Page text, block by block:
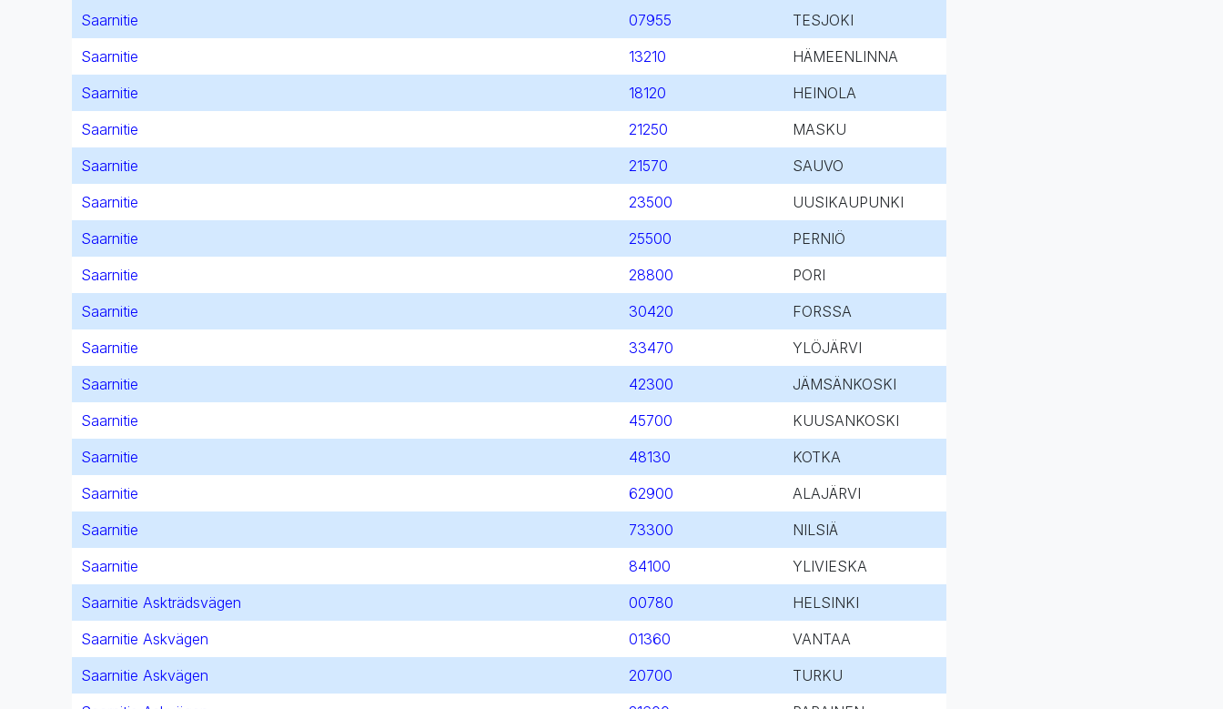
Saarnitie 07955
TESJOKI
Saarnitie
13210
HÄMEENLINNA
Saarnitie
18120
HEINOLA
Saarnitie
21250
MASKU
Saarnitie
21570
SAUVO
Saarnitie
23500
UUSIKAUPUNKI
Saarnitie
25500
PERNIÖ
Saarnitie
28800
PORI
Saarnitie
30420
FORSSA
Saarnitie
33470
YLÖJÄRVI
Saarnitie
42300
JÄMSÄNKOSKI
Saarnitie
45700
KUUSANKOSKI
Saarnitie
48130
KOTKA
Saarnitie
62900
ALAJÄRVI
Saarnitie
73300
NILSIÄ
Saarnitie
84100
YLIVIESKA
Saarnitie Askträdsvägen
00780
HELSINKI
Saarnitie Askvägen
01360
VANTAA
Saarnitie Askvägen
20700
TURKU